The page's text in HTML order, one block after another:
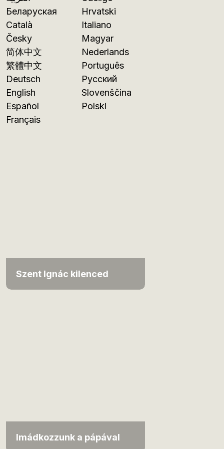
Беларуская
Català
Česky
简体中文
繁體中文
Deutsch
English
Español
Français
Hrvatski
Italiano
Magyar
Nederlands
Português
Русский
Slovenščina
Polski
Szent Ignác kilenced
Imádkozzunk a pápával